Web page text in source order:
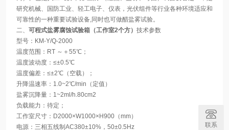
研究机械、国防工业、轻工电子、仪表，光伏组件等行业各种环境适应和
可靠性的一种重要试验设备,同时也可做醋盐雾试验。
二、 可程式盐雾腐蚀试验箱（工作室2个方） 技术参数
型号：KM-Y/Q-2000
温度范围：RT ～＋55℃；
温度波动度：≤±0.5℃
温度偏差：≤±2℃（空载）；
升降温速率：1.0~2℃/min（定值）
盐雾沉降量：1~2ml/h.80cm2
负载能力：待定；
工作室尺寸：D2000×W1000×H900（mm）
电源：三相五线制AC380±10%，50±0.5Hz
联系